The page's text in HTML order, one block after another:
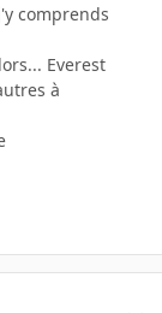
comprends
Everest
à